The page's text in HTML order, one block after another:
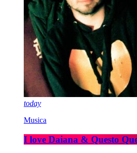
today
Musica
I love Daiana & Questo